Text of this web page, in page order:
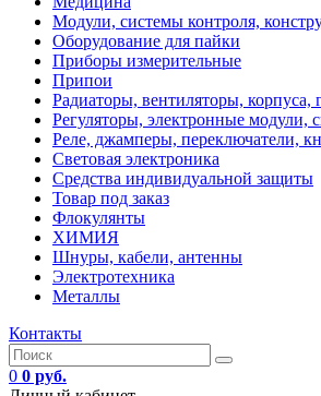
Модули, системы контроля,
Оборудование для пайки
Приборы измерительные
Припои
Радиаторы, вентиляторы, корпуса,
Регуляторы, электронные модули,
Реле, джамперы, переключатели,
Световая электроника
Средства индивидуальной защиты
Товар под заказ
Флокулянты
ХИМИЯ
Шнуры, кабели, антенны
Электротехника
Металлы
Контакты
0 0 руб.